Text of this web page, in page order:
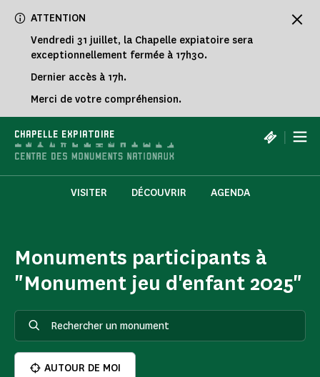
ATTENTION
Vendredi 31 juillet, la Chapelle expiatoire sera
exceptionnellement fermée à 17h30.
Dernier accès à 17h.
Merci de votre compréhension.
CHAPELLE EXPIATOIRE |
VISITER DÉCOUVRIR AGENDA
Monuments participants à
"Monument jeu d'enfant 2025"
AUTOUR DE MOI